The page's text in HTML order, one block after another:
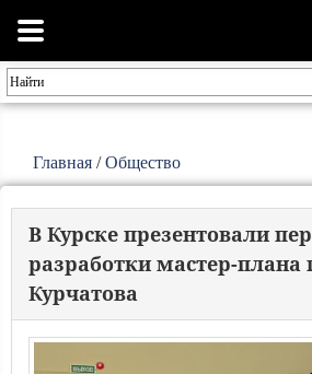
Главная /Общество
В Курске презентовали
разработки мастер-плана
Курчатова